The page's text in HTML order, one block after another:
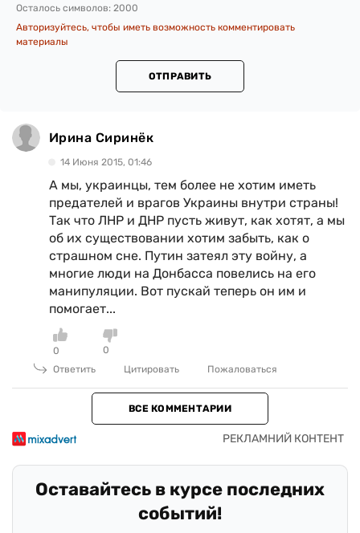
Осталось символов: 2000
Авторизуйтесь, чтобы иметь возможность комментировать
материалы
ОТПРАВИТЬ
Ирина Сиринёк
14 Июня 2015, 01:46
А мы, украинцы, тем более не хотим иметь
предателей и врагов Украины внутри страны!
Так что ЛНР и ДНР пусть живут, как хотят, а мы
об их существовании хотим забыть, как о
страшном сне. Путин затеял эту войну, а
многие люди на Донбасса повелись на его
манипуляции. Вот пускай теперь он им и
помогает...
0
0
Ответить
Цитировать Пожаловаться
ВСЕ КОММЕНТАРИИ
Оставайтесь в курсе последних
событий!